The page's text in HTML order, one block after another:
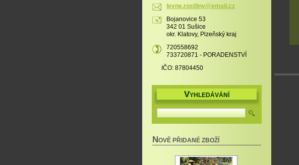
levne.rostliny@email.cz
Bojanovice 53
342 01 Sušice
okr. Klatovy, Plzeňský kraj
720558692
733720871 - PORADENSTVÍ
IČO: 87804450
VYHLEDÁVÁNÍ
NOVĚ PŘIDANÉ ZBOŽÍ